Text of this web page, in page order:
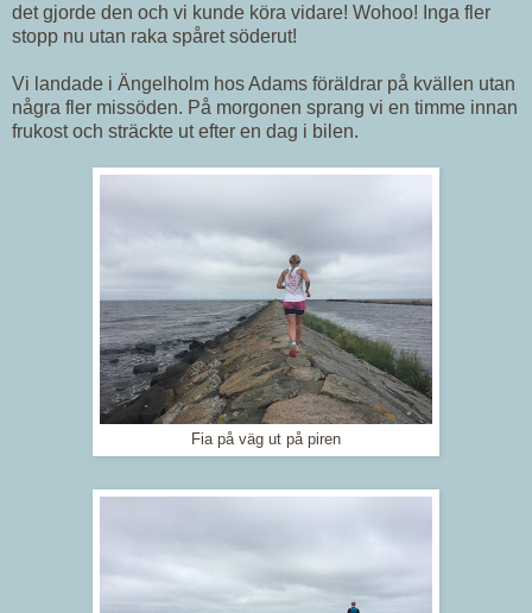
det gjorde den och vi kunde köra vidare! Wohoo! Inga fler
stopp nu utan raka spåret söderut!
Vi landade i Ängelholm hos Adams föräldrar på kvällen utan
några fler missöden. På morgonen sprang vi en timme innan
frukost och sträckte ut efter en dag i bilen.
Fia på väg ut på piren